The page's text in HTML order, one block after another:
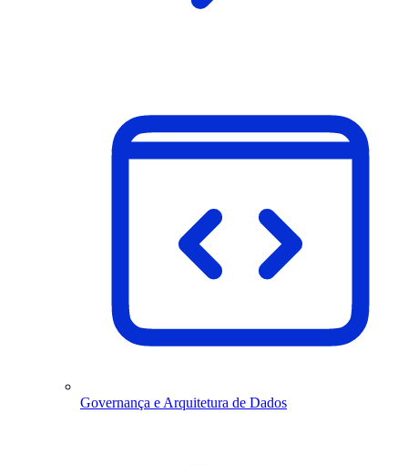
Governança e Arquitetura de Dados